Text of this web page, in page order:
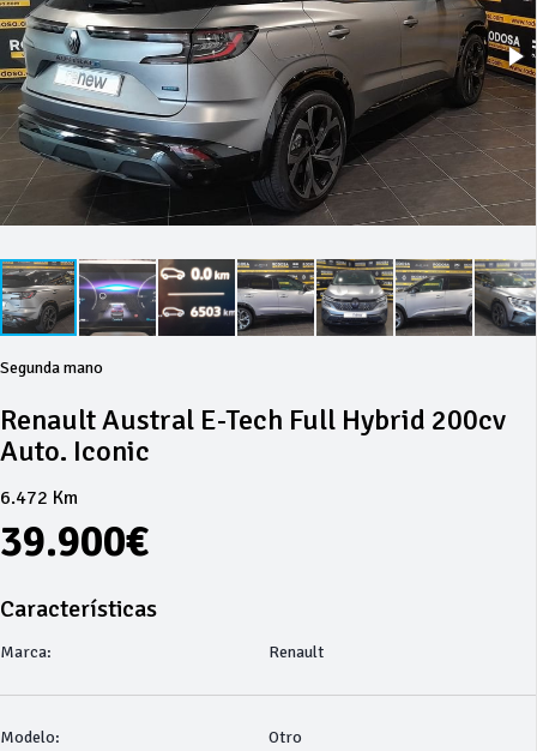
Segunda mano
Renault Austral E-Tech Full Hybrid 200cv
Auto. Iconic
6.472 Km
39.900€
Características
Marca: Renault
Modelo: Otro